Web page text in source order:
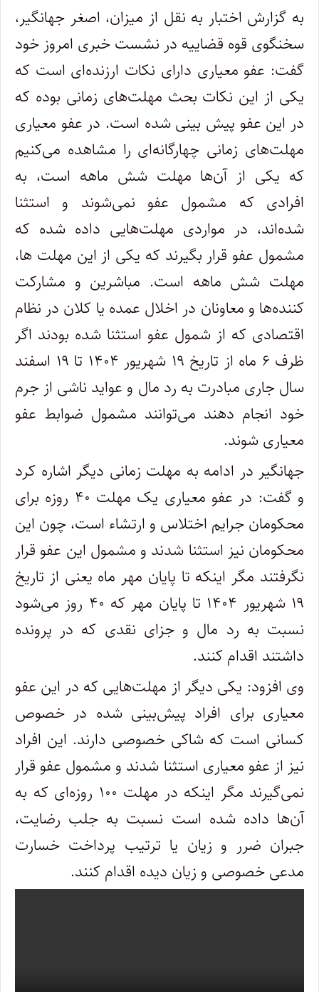
به گزارش اختبار به نقل از میزان، اصغر جهانگیر،
سخنگوی قوه قضاییه در نشست خبری امروز خود
گفت: عفو معیاری دارای نکات ارزنده‌ای است که
یکی از این نکات بحث مهلت‌های زمانی بوده که
در این عفو پیش بینی شده است. در عفو معیاری
مهلت‌های زمانی چهارگانه‌ای را مشاهده می‌کنیم
که یکی از آن‌ها مهلت شش ماهه است، به
افرادی که مشمول عفو نمی‌شوند و استثنا
شده‌اند، در مواردی مهلت‌هایی داده شده که
مشمول عفو قرار بگیرند که یکی از این مهلت ها،
مهلت شش ماهه است. مباشرین و مشارکت
کننده‌ها و معاونان در اخلال عمده یا کلان در نظام
اقتصادی که از شمول عفو استثنا شده بودند اگر
ظرف ۶ ماه از تاریخ ۱۹ شهریور ۱۴۰۴ تا ۱۹ اسفند
سال جاری مبادرت به رد مال و عواید ناشی از جرم
خود انجام دهند می‌توانند مشمول ضوابط عفو
معیاری شوند.
جهانگیر در ادامه به مهلت زمانی دیگر اشاره کرد
و گفت: در عفو معیاری یک مهلت ۴۰ روزه برای
محکومان جرایم اختلاس و ارتشاء است، چون این
محکومان نیز استثنا شدند و مشمول این عفو قرار
نگرفتند مگر اینکه تا پایان مهر ماه یعنی از تاریخ
۱۹ شهریور ۱۴۰۴ تا پایان مهر که ۴۰ روز می‌شود
نسبت به رد مال و جزای نقدی که در پرونده
داشتند اقدام کنند.
وی افزود: یکی دیگر از مهلت‌هایی که در این عفو
معیاری برای افراد پیش‌بینی شده در خصوص
کسانی است که شاکی خصوصی دارند. این افراد
نیز از عفو معیاری استثنا شدند و مشمول عفو قرار
نمی‌گیرند مگر اینکه در مهلت ۱۰۰ روزه‌ای که به
آن‌ها داده شده است نسبت به جلب رضایت،
جبران ضرر و زیان یا ترتیب پرداخت خسارت
مدعی خصوصی و زیان دیده اقدام کنند.